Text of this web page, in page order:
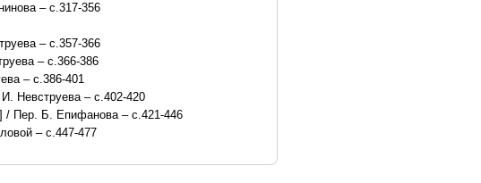
– с.317-356
– с.357-366
– с.366-386
– с.386-401
Невструева – с.402-420
/ Пер. Б. Епифанова – с.421-446
– с.447-477